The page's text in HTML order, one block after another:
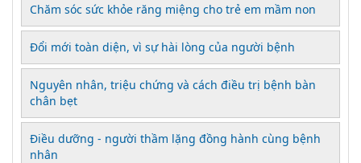
Chăm sóc sức khỏe răng miệng cho trẻ em mầm non
Đổi mới toàn diện, vì sự hài lòng của người bệnh
Nguyên nhân, triệu chứng và cách điều trị bệnh bàn
chân bẹt
Điều dưỡng - người thầm lặng đồng hành cùng bệnh
nhân